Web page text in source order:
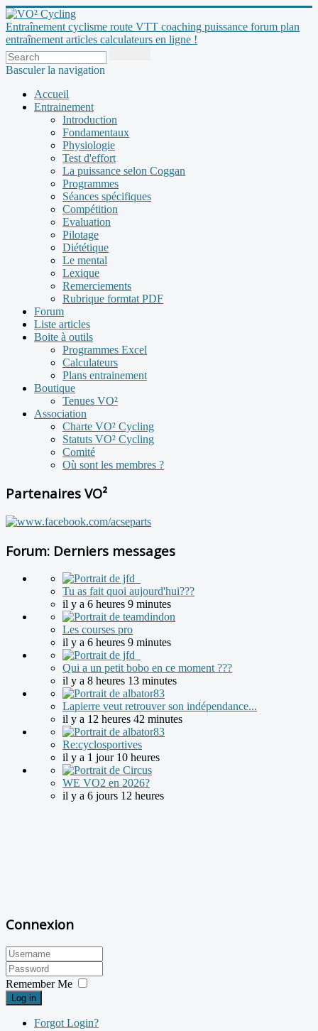
Entraînement cyclisme route VTT coaching puissance forum plan
entraînement articles calculateurs en ligne !
Basculer la navigation
Accueil
Entrainement
Introduction
Fondamentaux
Physiologie
Test d'effort
La puissance selon Coggan
Programmes
Séances spécifiques
Compétition
Evaluation
Pilotage
Diététique
Le mental
Lexique
Remerciements
Rubrique formtat PDF
Forum
Liste articles
Boite à outils
Programmes Excel
Calculateurs
Plans entrainement
Boutique
Tenues VO²
Association
Charte VO² Cycling
Statuts VO² Cycling
Comité
Où sont les membres ?
Partenaires VO²
Forum: Derniers messages
Tu as fait quoi aujourd'hui???
il y a 6 heures 9 minutes
Les courses pro
il y a 6 heures 9 minutes
Qui a un petit bobo en ce moment ???
il y a 8 heures 13 minutes
Lapierre veut retrouver son indépendance...
il y a 12 heures 42 minutes
Re:cyclosportives
il y a 1 jour 10 heures
WE VO2 en 2026?
il y a 6 jours 12 heures
Connexion
Remember Me
Log in
Forgot Login?